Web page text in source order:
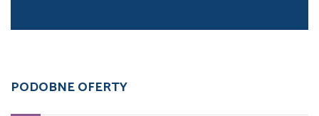
PODOBNE OFERTY